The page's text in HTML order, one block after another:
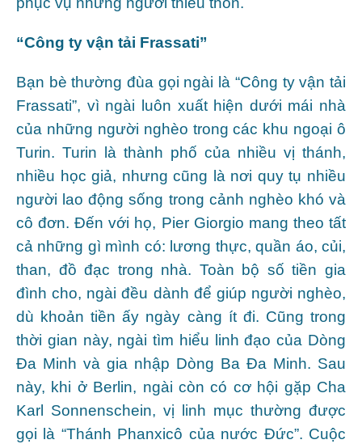
“Công ty vận tải Frassati”
Bạn bè thường đùa gọi ngài là “Công ty vận tải
Frassati”, vì ngài luôn xuất hiện dưới mái nhà
của những người nghèo trong các khu ngoại ô
Turin. Turin là thành phố của nhiều vị thánh,
nhiều học giả, nhưng cũng là nơi quy tụ nhiều
người lao động sống trong cảnh nghèo khó và
cô đơn. Đến với họ, Pier Giorgio mang theo tất
cả những gì mình có: lương thực, quần áo, củi,
than, đồ đạc trong nhà. Toàn bộ số tiền gia
đình cho, ngài đều dành để giúp người nghèo,
dù khoản tiền ấy ngày càng ít đi. Cũng trong
thời gian này, ngài tìm hiểu linh đạo của Dòng
Đa Minh và gia nhập Dòng Ba Đa Minh. Sau
này, khi ở Berlin, ngài còn có cơ hội gặp Cha
Karl Sonnenschein, vị linh mục thường được
gọi là “Thánh Phanxicô của nước Đức”. Cuộc